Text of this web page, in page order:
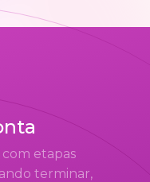
etapas
terminar,